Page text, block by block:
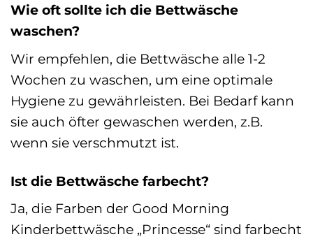
Wie oft sollte ich die Bettwäsche
waschen?
Wir empfehlen, die Bettwäsche alle 1-2
Wochen zu waschen, um eine optimale
Hygiene zu gewährleisten. Bei Bedarf kann
sie auch öfter gewaschen werden, z.B.
wenn sie verschmutzt ist.
Ist die Bettwäsche farbecht?
Ja, die Farben der Good Morning
Kinderbettwäsche „Princesse“ sind farbecht